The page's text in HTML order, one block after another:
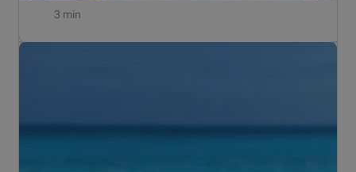
3 min
Les vacances, c'est, pour beaucoup, l'un des moments le
perturb...